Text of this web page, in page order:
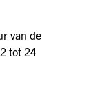
van de
tot 24